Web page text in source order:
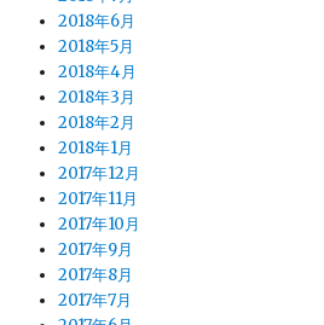
2018年6月
2018年5月
2018年4月
2018年3月
2018年2月
2018年1月
2017年12月
2017年11月
2017年10月
2017年9月
2017年8月
2017年7月